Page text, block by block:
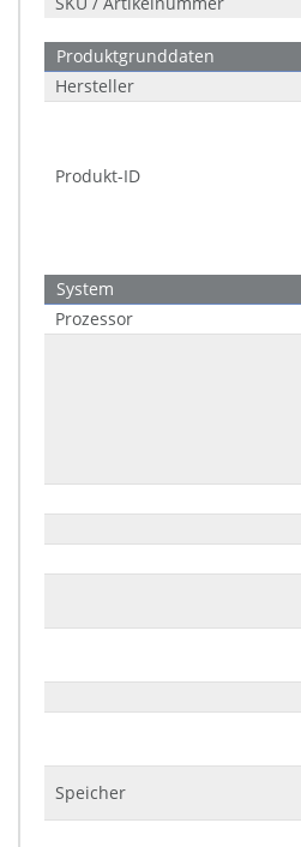
Produktgrunddaten
Hersteller
Produkt-ID
System
Prozessor
Speicher